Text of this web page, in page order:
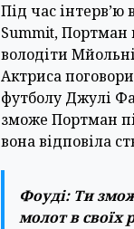
Під час інтерв’ю
Summit,
володіти
Актриса
футболу Джулі
зможе Портман
вона відповіла
Фоуді:Ти
молот в своїх